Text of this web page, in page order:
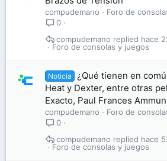
compudemano
Foro de
0
Foro de consolas y juegos
hace
compudemano
Noticia
¿Qué tienen en
Heat y Dexter, entre otras
Exacto, Paul Frances
compudemano
Foro de
0
Foro de consolas y juegos
hace
compudemano